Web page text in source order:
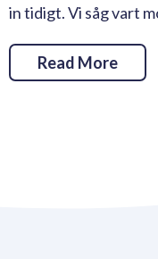
in tidigt. Vi såg vart
Read More